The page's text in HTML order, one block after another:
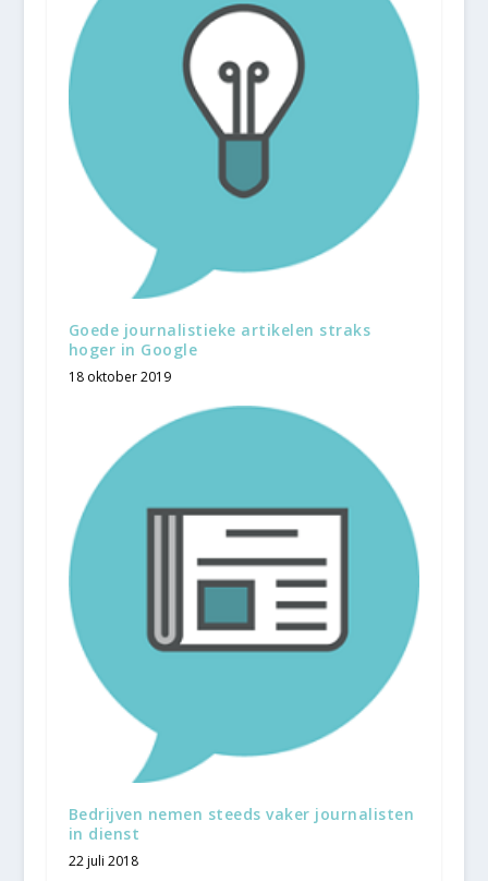
Goede journalistieke artikelen straks
hoger in Google
18 oktober 2019
Bedrijven nemen steeds vaker journalisten
in dienst
22 juli 2018